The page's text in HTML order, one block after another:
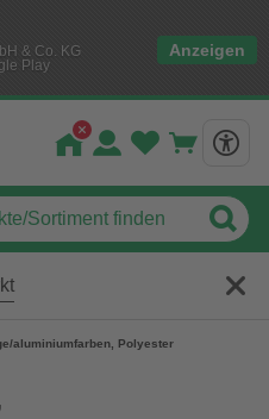
& Co. KG
Play
Anzeigen
aluminiumfarben, Polyester